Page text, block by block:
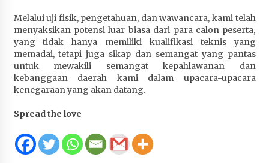
Program 100 Mustahik Per Desa di Desa Teluk
Santong
4 minggu ago
Dosen UTS Siap Kembangkan Inovasi Lewat
Pelatihan PDPP 2026 Bali
4 minggu ago
Terapkan “Polantas Menyapa”, Satlantas Polres
Sumbawa Berupaya Wujudkan Pelayanan
Kepolisian yang Profesional
Melalui uji fisik, pengetahuan, dan wawancara, kami telah
menyaksikan potensi luar biasa dari para calon peserta,
yang tidak hanya memiliki kualifikasi teknis yang
memadai, tetapi juga sikap dan semangat yang pantas
untuk mewakili semangat kepahlawanan dan
kebanggaan daerah kami dalam upacara-upacara
kenegaraan yang akan datang.
Spread the love